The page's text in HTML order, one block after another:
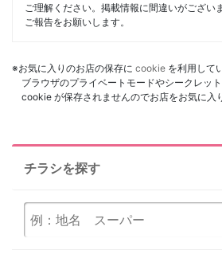
ご理解ください。掲載情報に間違いがござい
ご報告をお願いします。
※お気に入りのお店の保存に cookie を利用して
ブラウザのプライベートモードやシークレッ
cookie が保存されませんのでお店をお気に入
チラシを探す